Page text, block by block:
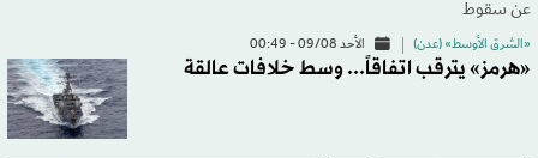
عن سقوط
«الشرق الأوسط» (عدن) الأحد 09/08 - 00:49
«هرمز» يترقب اتفاقاً... وسط خلافات عالقة